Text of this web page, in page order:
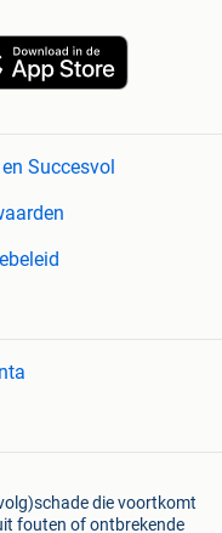
Succesvol
die voortkomt
fouten of ontbrekende